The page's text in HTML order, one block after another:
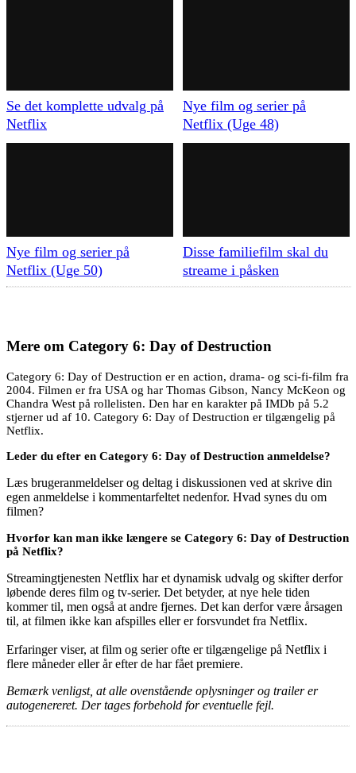
Se det komplette udvalg på
Netflix
Nye film og serier på
Netflix (Uge 48)
Nye film og serier på
Netflix (Uge 50)
Disse familiefilm skal du
streame i påsken
Mere om Category 6: Day of Destruction
Category 6: Day of Destruction er en action, drama- og sci-fi-film fra
2004. Filmen er fra USA og har Thomas Gibson, Nancy McKeon og
Chandra West på rollelisten. Den har en karakter på IMDb på 5.2
stjerner ud af 10. Category 6: Day of Destruction er tilgængelig på
Netflix.
Leder du efter en Category 6: Day of Destruction anmeldelse?
Læs brugeranmeldelser og deltag i diskussionen ved at skrive din
egen anmeldelse i kommentarfeltet nedenfor. Hvad synes du om
filmen?
Hvorfor kan man ikke længere se Category 6: Day of Destruction
på Netflix?
Streamingtjenesten Netflix har et dynamisk udvalg og skifter derfor
løbende deres film og tv-serier. Det betyder, at nye hele tiden
kommer til, men også at andre fjernes. Det kan derfor være årsagen
til, at filmen ikke kan afspilles eller er forsvundet fra Netflix.
Erfaringer viser, at film og serier ofte er tilgængelige på Netflix i
flere måneder eller år efter de har fået premiere.
Bemærk venligst, at alle ovenstående oplysninger og trailer er
autogenereret. Der tages forbehold for eventuelle fejl.